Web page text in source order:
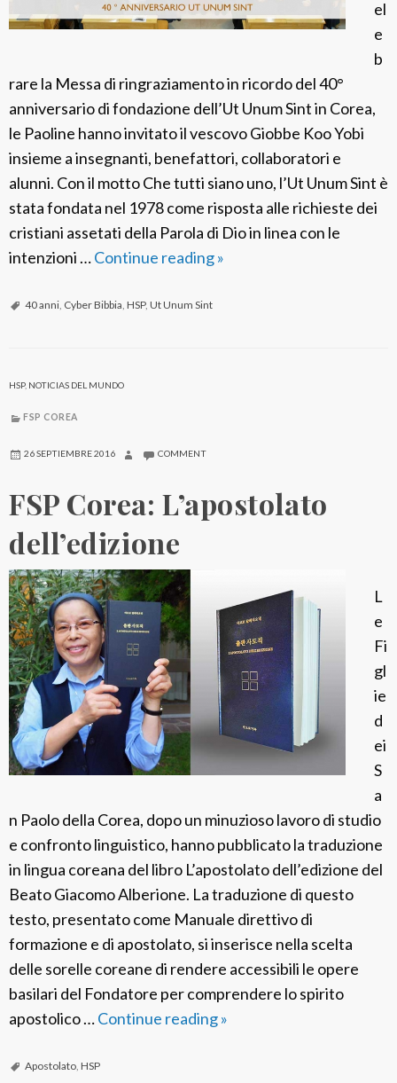
s
e
l
l
a
d
e
I
t
a
H
a
.
M
.
D
o
r
o
t
e
a
D
’
t
o
el
e
b
rare la Messa di ringraziamento in ricordo del 40°
anniversario di fondazione dell’Ut Unum Sint in Corea,
le Paoline hanno invitato il vescovo Giobbe Koo Yobi
insieme a insegnanti, benefattori, collaboratori e
alunni. Con il motto Che tutti siano uno, l’Ut Unum Sint è
stata fondata nel 1978 come risposta alle richieste dei
cristiani assetati della Parola di Dio in linea con le
intenzioni …Continue readingF
0
n
i
v
e
r
s
a
r
o
U
t
U
n
u
m
S
i
»
40 anni, Cyber Bibbia, HSP, Ut Unum Sint
HSP, NOTICIAS DEL MUNDO
FSP COREA
26 SEPTIEMBRE 2016 COMMENT
FSP Corea: L’apostolato
dell’edizione
L
e
Fi
gl
ie
d
ei
S
a
n Paolo della Corea, dopo un minuzioso lavoro di studio
e confronto linguistico, hanno pubblicato la traduzione
in lingua coreana del libro L’apostolato dell’edizione del
Beato Giacomo Alberione. La traduzione di questo
testo, presentato come Manuale direttivo di
formazione e di apostolato, si inserisce nella scelta
delle sorelle coreane di rendere accessibili le opere
basilari del Fondatore per comprendere lo spirito
apostolico …Continue readingF
»
Apostolato, HSP